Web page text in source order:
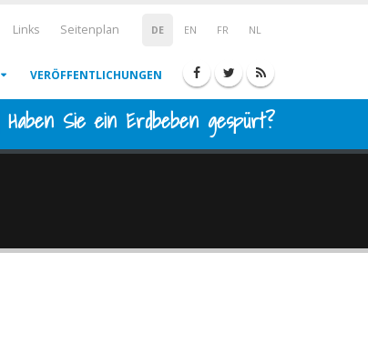
DE EN FR NL
Links Seitenplan
VERÖFFENTLICHUNGEN
Haben Sie ein Erdbeben gespürt?